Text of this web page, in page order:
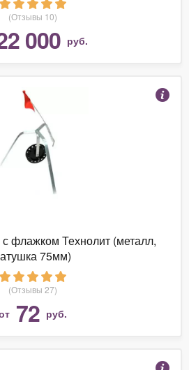
(Отзывы 10)
000 руб.
флажком Технолит (металл,
75мм)
(Отзывы 27)
72 руб.